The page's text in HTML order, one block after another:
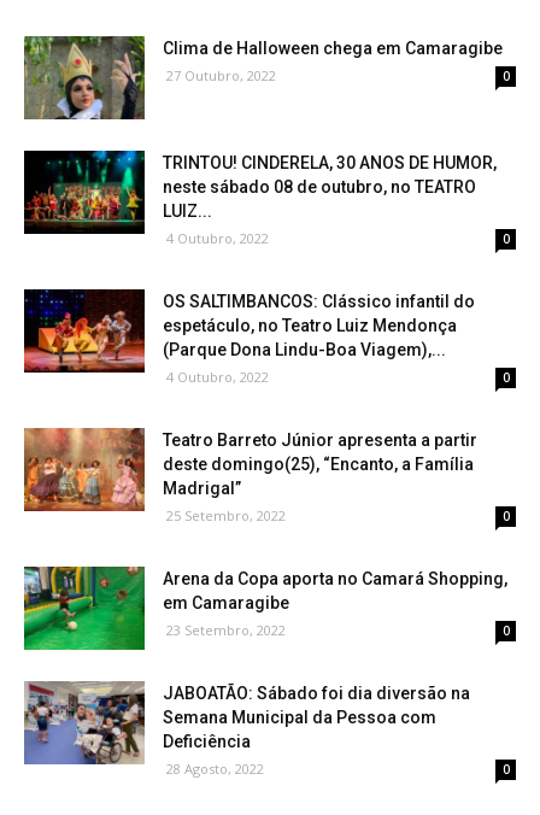
Clima de Halloween chega em Camaragibe
27 Outubro, 2022 0
TRINTOU! CINDERELA, 30 ANOS DE HUMOR,
neste sábado 08 de outubro, no TEATRO
LUIZ...
4 Outubro, 2022 0
OS SALTIMBANCOS: Clássico infantil do
espetáculo, no Teatro Luiz Mendonça
(Parque Dona Lindu-Boa Viagem),...
4 Outubro, 2022 0
Teatro Barreto Júnior apresenta a partir
deste domingo(25), “Encanto, a Família
Madrigal”
25 Setembro, 2022 0
Arena da Copa aporta no Camará Shopping,
em Camaragibe
23 Setembro, 2022 0
JABOATÃO: Sábado foi dia diversão na
Semana Municipal da Pessoa com
Deficiência
28 Agosto, 2022 0